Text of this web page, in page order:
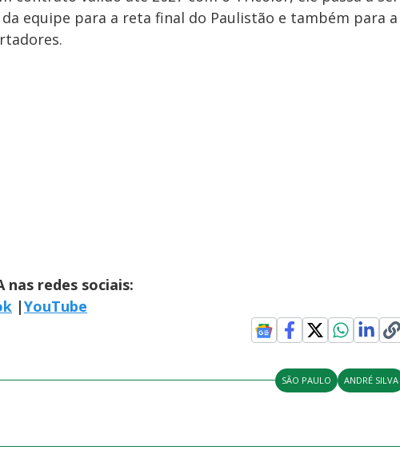
equipe para a reta final do Paulistão e também para a
nas redes sociais:
|YouTube
SÃO PAULO ANDRÉ SILVA